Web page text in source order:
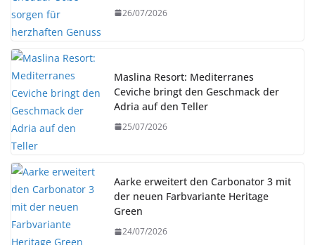
26/07/2026
Maslina Resort: Mediterranes
Ceviche bringt den Geschmack der
Adria auf den Teller
25/07/2026
Aarke erweitert den Carbonator 3 mit
der neuen Farbvariante Heritage
Green
24/07/2026